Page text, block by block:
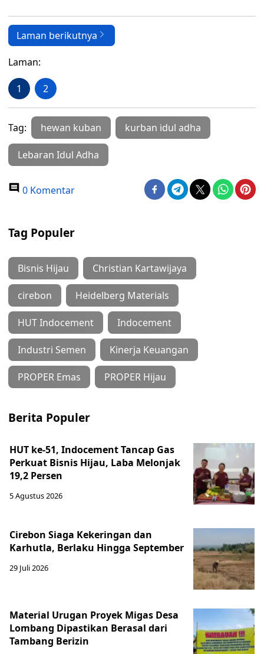
Laman berikutnya
Laman:
1 2
Tag: hewan kuban kurban idul adha
Lebaran Idul Adha
0 Komentar
Tag Populer
Bisnis Hijau Christian Kartawijaya
cirebon Heidelberg Materials
HUT Indocement Indocement
Industri Semen Kinerja Keuangan
PROPER Emas PROPER Hijau
Berita Populer
HUT ke-51, Indocement Tancap Gas
Perkuat Bisnis Hijau, Laba Melonjak
19,2 Persen
5 Agustus 2026
Cirebon Siaga Kekeringan dan
Karhutla, Berlaku Hingga September
29 Juli 2026
Material Urugan Proyek Migas Desa
Lombang Dipastikan Berasal dari
Tambang Berizin